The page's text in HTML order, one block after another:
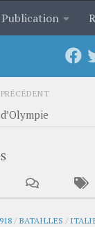
Publication
/ BATAILLES /